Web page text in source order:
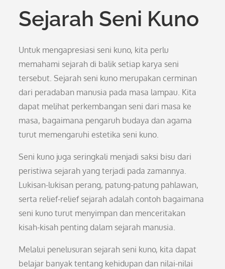
Sejarah Seni Kuno
Untuk mengapresiasi seni kuno, kita perlu
memahami sejarah di balik setiap karya seni
tersebut. Sejarah seni kuno merupakan cerminan
dari peradaban manusia pada masa lampau. Kita
dapat melihat perkembangan seni dari masa ke
masa, bagaimana pengaruh budaya dan agama
turut memengaruhi estetika seni kuno.
Seni kuno juga seringkali menjadi saksi bisu dari
peristiwa sejarah yang terjadi pada zamannya.
Lukisan-lukisan perang, patung-patung pahlawan,
serta relief-relief sejarah adalah contoh bagaimana
seni kuno turut menyimpan dan menceritakan
kisah-kisah penting dalam sejarah manusia.
Melalui penelusuran sejarah seni kuno, kita dapat
belajar banyak tentang kehidupan dan nilai-nilai